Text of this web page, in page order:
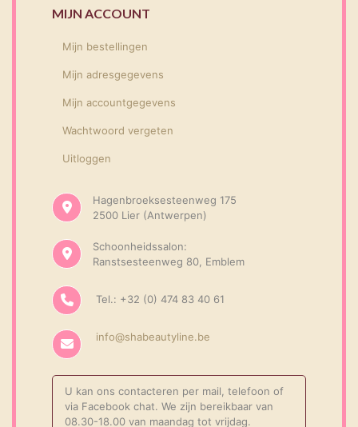
MIJN ACCOUNT
Mijn bestellingen
Mijn adresgegevens
Mijn accountgegevens
Wachtwoord vergeten
Uitloggen
Hagenbroeksesteenweg 175
2500 Lier (Antwerpen)
Schoonheidssalon:
Ranstsesteenweg 80, Emblem
Tel.: +32 (0) 474 83 40 61
info@shabeautyline.be
U kan ons contacteren per mail, telefoon of
via Facebook chat. We zijn bereikbaar van
08.30-18.00 van maandag tot vrijdag.